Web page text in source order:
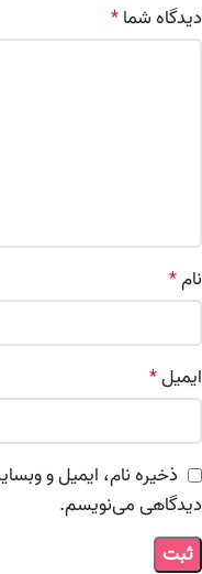
دیدگاه شما*
نام*
ایمیل*
ذخیره نام، ایمیل و
دیدگاهی می‌نویسم.